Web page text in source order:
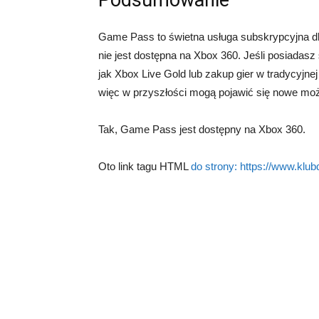
Game Pass to świetna usługa subskrypcyjna
nie jest dostępna na Xbox 360. Jeśli
jak Xbox Live Gold lub zakup gier w
więc w przyszłości mogą pojawić się nowe
Tak, Game Pass jest dostępny na Xbox 360.
Oto link tagu HTMLdo strony: https://